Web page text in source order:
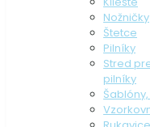
Nožničky
Štetce
Pilníky
Stred
pilníky